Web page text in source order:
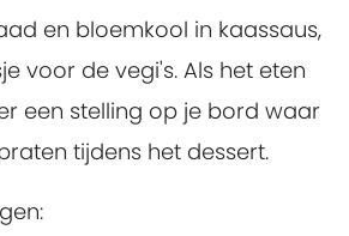
en bloemkool in kaassaus,
voor de vegi's. Als het eten
een stelling op je bord waar
tijdens het dessert.